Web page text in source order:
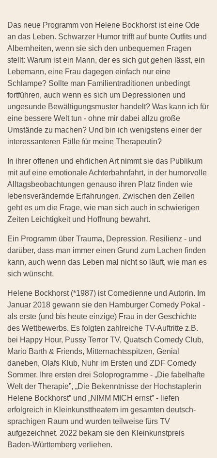
Das neue Programm von Helene Bockhorst ist eine Ode
an das Leben. Schwarzer Humor trifft auf bunte Outfits und
Albernheiten, wenn sie sich den unbequemen Fragen
stellt: Warum ist ein Mann, der es sich gut gehen lässt, ein
Lebemann, eine Frau dagegen einfach nur eine
Schlampe? Sollte man Familientraditionen unbedingt
fortführen, auch wenn es sich um Depressionen und
ungesunde Bewältigungsmuster handelt? Was kann ich für
eine bessere Welt tun - ohne mir dabei allzu große
Umstände zu machen? Und bin ich wenigstens einer der
interessanteren Fälle für meine Therapeutin?
In ihrer offenen und ehrlichen Art nimmt sie das Publikum
mit auf eine emotionale Achterbahnfahrt, in der humorvolle
Alltagsbeobachtungen genauso ihren Platz finden wie
lebensverändernde Erfahrungen. Zwischen den Zeilen
geht es um die Frage, wie man sich auch in schwierigen
Zeiten Leichtigkeit und Hoffnung bewahrt.
Ein Programm über Trauma, Depression, Resilienz - und
darüber, dass man immer einen Grund zum Lachen finden
kann, auch wenn das Leben mal nicht so läuft, wie man es
sich wünscht.
Helene Bockhorst (*1987) ist Comedienne und Autorin. Im
Januar 2018 gewann sie den Hamburger Comedy Pokal -
als erste (und bis heute einzige) Frau in der Geschichte
des Wettbewerbs. Es folgten zahlreiche TV-Auftritte z.B.
bei Happy Hour, Pussy Terror TV, Quatsch Comedy Club,
Mario Barth & Friends, Mitternachtsspitzen, Genial
daneben, Olafs Klub, Nuhr im Ersten und ZDF Comedy
Sommer. Ihre ersten drei Soloprogramme - „Die fabelhafte
Welt der Therapie”, „Die Bekenntnisse der Hochstaplerin
Helene Bockhorst” und „NIMM MICH ernst” - liefen
erfolgreich in Kleinkunsttheatern im gesamten deutsch-
sprachigen Raum und wurden teilweise fürs TV
aufgezeichnet. 2022 bekam sie den Kleinkunstpreis
Baden-Württemberg verliehen.